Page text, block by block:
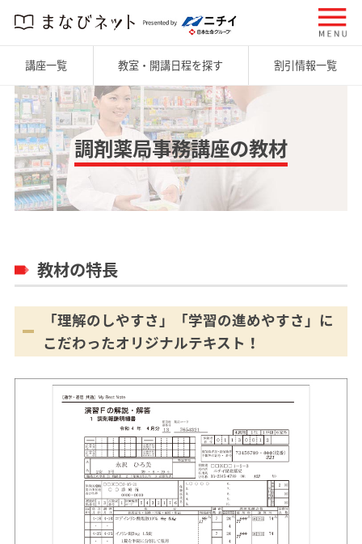
講座一覧 教室・開講日程を探す 割引情報一覧
調剤薬局事務講座の教材
教材の特長
「理解のしやすさ」「学習の進めやすさ」に
こだわったオリジナルテキスト！